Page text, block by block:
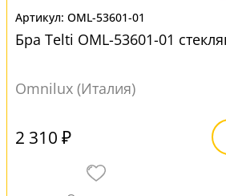
OML-53601-01
Бра Telti OML-53601-01
Omnilux (Италия)
2 310 ₽